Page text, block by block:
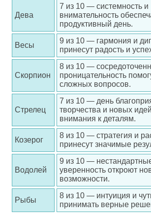
Дева
7 из 10 — системность и
внимательность
продуктивный день.
Весы
9 из 10 — гармония и
принесут радость и
Скорпион
8 из 10 —
проницательность
сложных вопросов.
Стрелец
7 из 10 — день
творчества и новых
внимания к деталям.
Козерог
8 из 10 — стратегия и
принесут значимые
Водолей
9 из 10 —
уверенность откроют
возможности.
Рыбы
8 из 10 — интуиция и
принимать верные